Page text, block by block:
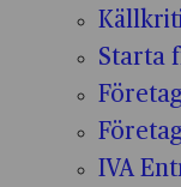
Starta
IVA